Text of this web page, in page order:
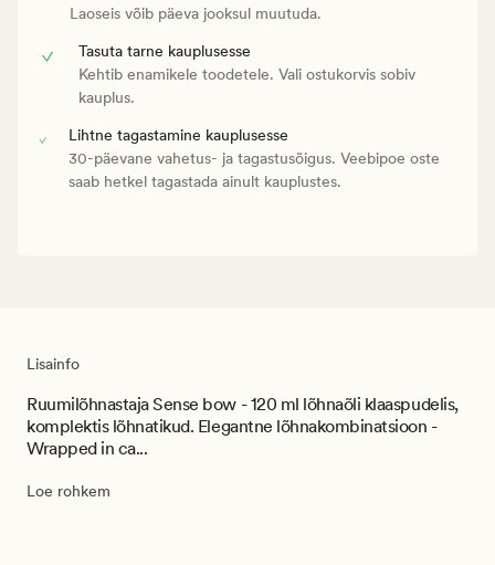
Laoseis võib päeva jooksul muutuda.
Tasuta tarne kauplusesse
Kehtib enamikele toodetele. Vali ostukorvis sobiv
kauplus.
Lihtne tagastamine kauplusesse
30-päevane vahetus- ja tagastusõigus. Veebipoe oste
saab hetkel tagastada ainult kauplustes.
Lisainfo
Ruumilõhnastaja Sense bow - 120 ml lõhnaõli klaaspudelis,
komplektis lõhnatikud. Elegantne lõhnakombinatsioon -
Wrapped in ca...
Loe rohkem